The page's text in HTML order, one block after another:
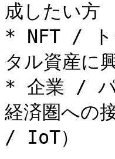
成したい方
* NFT / ト
タル資産に
* 企業 / パ
経済圏への
/ IoT）